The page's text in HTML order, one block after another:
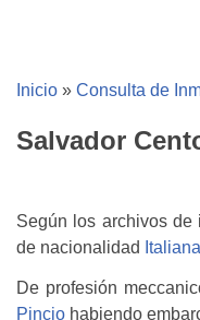
Inicio » Consulta de
Salvador
Según los archivos de
de nacionalidad Italiana
De profesión
Pincio habiendo